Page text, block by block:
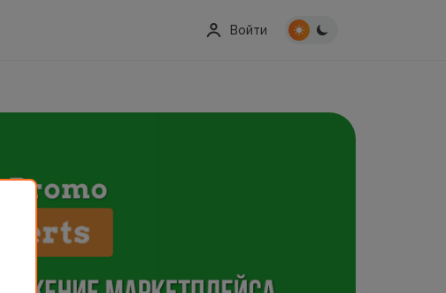
Войти